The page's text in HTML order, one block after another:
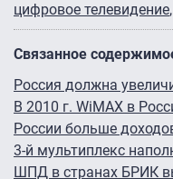
цифровое телевидение
Связанное
Россия должна
В 2010 г. WiMAX в
России больше
3-й мультиплекс
ШПД в странах БРИК